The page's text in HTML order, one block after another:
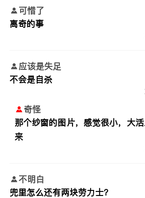
可惜了
离奇的事
应该是失足
不会是自杀
奇怪
那个纱窗的图片，感觉很小，大
来
不明白
兜里怎么还有两块劳力士？